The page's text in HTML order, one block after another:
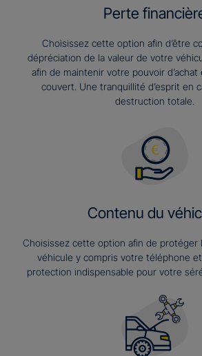
Perte
Choisissez cette option afin d’être
dépréciation de la valeur de votre
afin de maintenir votre pouvoir
couvert. Une tranquillité d’esprit en
destruction totale.
Contenu du
Choisissez cette option afin de protéger
véhicule y compris votre téléphone
protection indispensable pour votre